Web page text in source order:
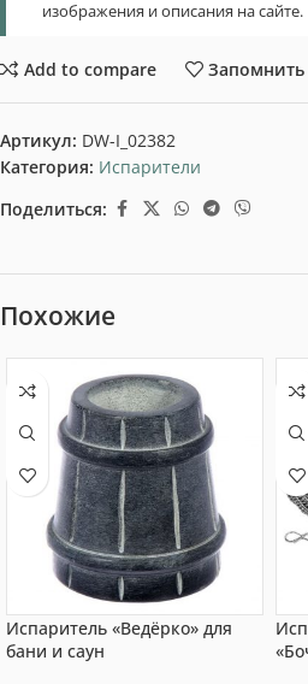
изображения и описания на сайте.
Add to compare Запомнить
Артикул: DW-I_02382
Категория: Испарители
Поделиться:
Похожие
Испаритель «Ведёрко» для
бани и саун